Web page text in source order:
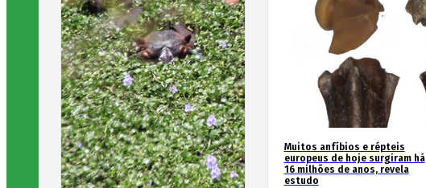
Muitos anfíbios e répteis
europeus de hoje surgiram há
16 milhões de anos, revela
estudo